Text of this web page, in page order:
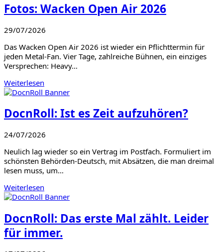
Fotos: Wacken Open Air 2026
29/07/2026
Das Wacken Open Air 2026 ist wieder ein Pflichttermin für
jeden Metal-Fan. Vier Tage, zahlreiche Bühnen, ein einziges
Versprechen: Heavy…
Weiterlesen
DocnRoll: Ist es Zeit aufzuhören?
24/07/2026
Neulich lag wieder so ein Vertrag im Postfach. Formuliert im
schönsten Behörden-Deutsch, mit Absätzen, die man dreimal
lesen muss, um…
Weiterlesen
DocnRoll: Das erste Mal zählt. Leider
für immer.